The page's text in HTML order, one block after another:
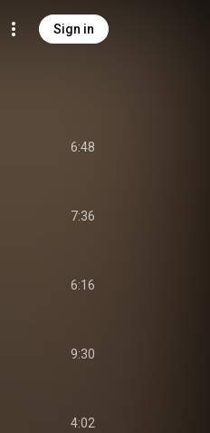
Sign in
6:48
7:36
6:16
9:30
4:02